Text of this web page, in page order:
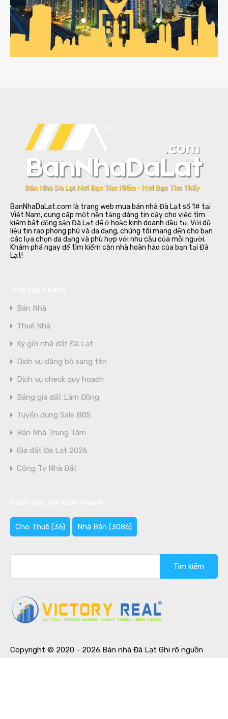
BanNhaDaLat.com là trang web mua bán nhà Đà Lạt số 1# tại
Việt Nam, cung cấp một nền tảng đáng tin cậy cho việc tìm
kiếm bất động sản Đà Lạt để ở hoặc kinh doanh đầu tư. Với dữ
liệu tin rao phong phú và đa dạng, chúng tôi mang đến cho bạn
các lựa chọn đa dạng và phù hợp với nhu cầu của mỗi người.
Khám phá ngay để tìm kiếm căn nhà hoàn hảo của bạn tại Đà
Lạt!
Bán Nhà
Thuê Nhà
Ký gửi nhà đất Đà Lạt
Dịch vụ đăng bộ sang tên
Dịch vụ check quy hoạch
Bảng giá đất Lâm Đồng
Tuyển dụng Sale BĐS
Bán Nhà Trung Tâm
Giá đất Đà Lạt 2026
Công Ty Nhà Đất
Cho Thuê (36) Nhà Bán (3086)
kiếm
cho:
Copyright © 2020 - 2026 Bán nhà Đà Lạt Ghi rõ nguồn